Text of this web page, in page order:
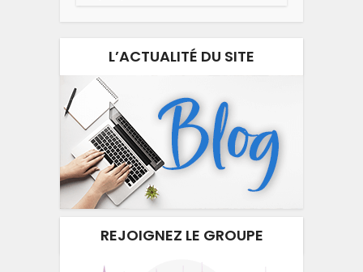
L’ACTUALITÉ DU SITE
REJOIGNEZ LE GROUPE